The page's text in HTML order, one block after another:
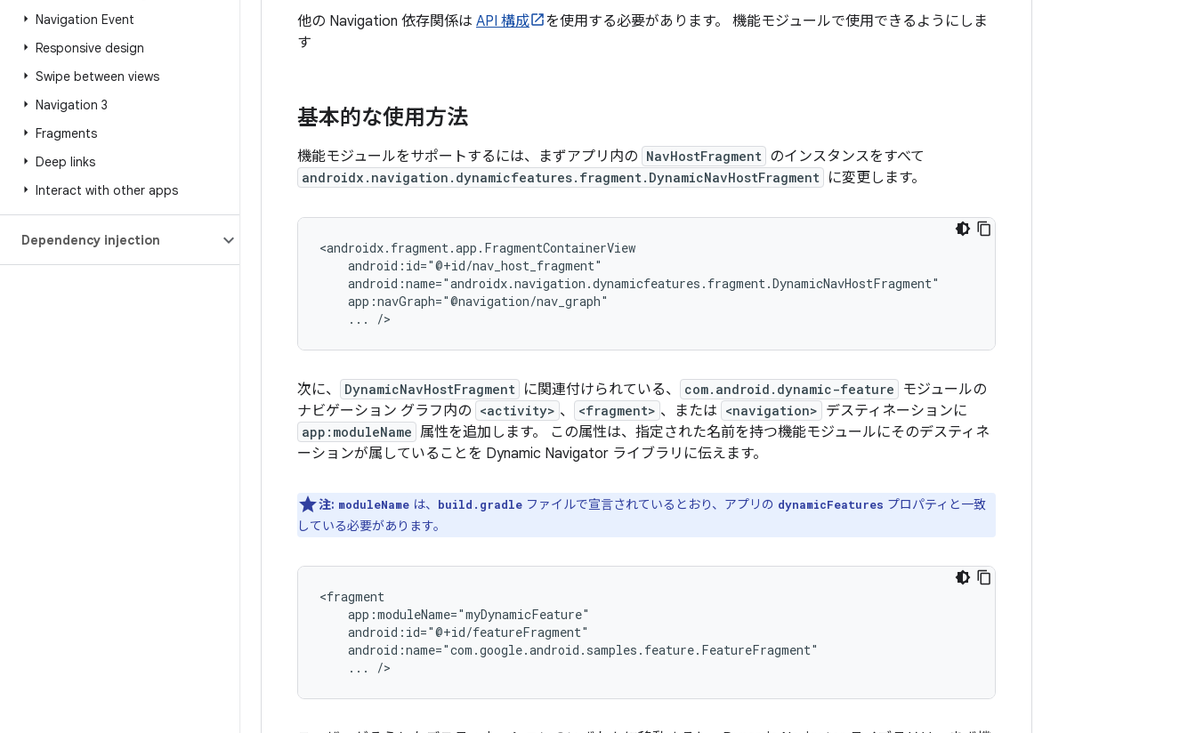
Navigation Event
Responsive design
Swipe between views
Navigation 3
Fragments
Deep links
Interact with other apps
Dependency injection
他の Navigation 依存関係は API 構成
を使用する必要があります。 機能モジュールで使用できるようにしま
す
基本的な使用方法
機能モジュールをサポートするには、まずアプリ内の NavHostFragment のインスタンスをすべて
androidx.navigation.dynamicfeatures.fragment.DynamicNavHostFragment に変更します。
...
次に、 DynamicNavHostFragment に関連付けられている、 com.android.dynamic-feature
モジュールの
ナビゲーション グラフ内の <activity> 、 <fragment> 、または <navigation> デスティネーションに
app:moduleName 属性を追加します。 この属性は、指定された名前を持つ機能モジュールにそのデスティネ
ーションが属していることを Dynamic Navigator ライブラリに伝えます。
注: moduleName は、 build.gradle ファイルで宣言されているとおり、アプリの dynamicFeatures プロパティと一致
している必要があります。
...